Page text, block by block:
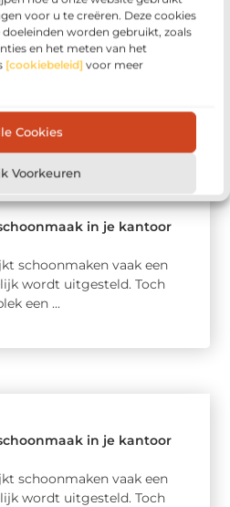
voor u te creëren. Deze cookies
worden gebruikt, zoals
en het meten van het
[cookiebeleid] voor meer
Cookies
Voorkeuren
in je kantoor
schoonmaken vaak een
wordt uitgesteld. Toch
een ...
in je kantoor
schoonmaken vaak een
wordt uitgesteld. Toch